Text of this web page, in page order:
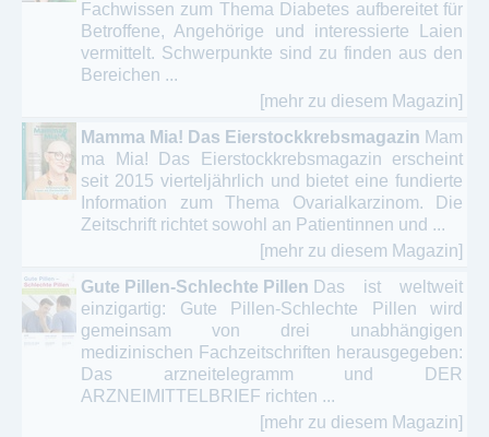
Fachwissen zum Thema Diabetes aufbereitet für
Betroffene, Angehörige und interessierte Laien
vermittelt. Schwerpunkte sind zu finden aus den
Bereichen ...
[mehr zu diesem Magazin]
Mamma Mia! Das Eierstockkrebsmagazin Mam
ma Mia! Das Eierstockkrebsmagazin erscheint
seit 2015 vierteljährlich und bietet eine fundierte
Information zum Thema Ovarialkarzinom. Die
Zeitschrift richtet sowohl an Patientinnen und ...
[mehr zu diesem Magazin]
Gute Pillen-Schlechte Pillen Das ist weltweit
einzigartig: Gute Pillen-Schlechte Pillen wird
gemeinsam von drei unabhängigen
medizinischen Fachzeitschriften herausgegeben:
Das arzneitelegramm und DER
ARZNEIMITTELBRIEF richten ...
[mehr zu diesem Magazin]